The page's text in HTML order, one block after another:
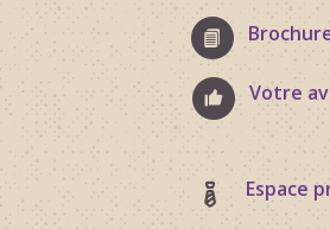
Votre
Espace